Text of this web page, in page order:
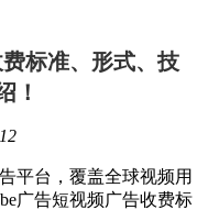
标准、形式、技
！
12
平台，覆盖全球视频用
广告短视频广告收费标